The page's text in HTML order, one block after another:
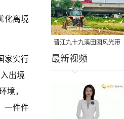
化离境
家实行
出境
境，
一件件
晋江九十九溪田园风光带
千亩早稻迎来成熟收割季
最新视频